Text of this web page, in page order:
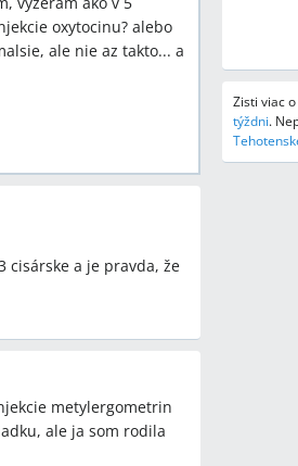
oxytocinu? alebo
ale nie az takto... a
cisárske a je pravda, že
metylergometrin
ale ja som rodila
Zisti viac
týždni.